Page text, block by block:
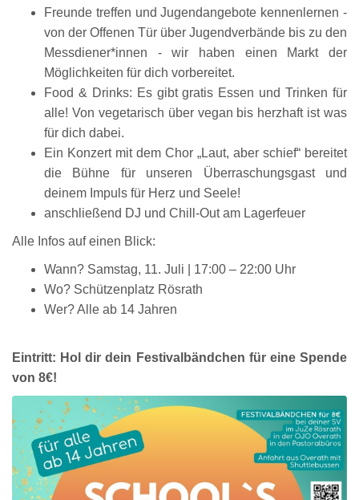
Freunde treffen und Jugendangebote kennenlernen -
von der Offenen Tür über Jugendverbände bis zu den
Messdiener*innen - wir haben einen Markt der
Möglichkeiten für dich vorbereitet.
Food & Drinks: Es gibt gratis Essen und Trinken für
alle! Von vegetarisch über vegan bis herzhaft ist was
für dich dabei.
Ein Konzert mit dem Chor „Laut, aber schief“ bereitet
die Bühne für unseren Überraschungsgast und
deinem Impuls für Herz und Seele!
anschließend DJ und Chill-Out am Lagerfeuer
Alle Infos auf einen Blick:
Wann? Samstag, 11. Juli | 17:00 – 22:00 Uhr
Wo? Schützenplatz Rösrath
Wer? Alle ab 14 Jahren
Eintritt: Hol dir dein Festivalbändchen für eine Spende
von 8€!